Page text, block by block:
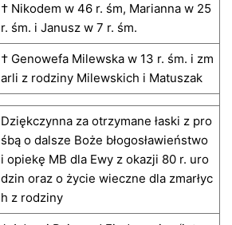
† Nikodem w 46 r. śm, Marianna w 25
r. śm. i Janusz w 7 r. śm.
† Genowefa Milewska w 13 r. śm. i zm
arli z rodziny Milewskich i Matuszak
Dziękczynna za otrzymane łaski z pro
śbą o dalsze Boże błogosławieństwo
i opiekę MB dla Ewy z okazji 80 r. uro
dzin oraz o życie wieczne dla zmarłyc
h z rodziny